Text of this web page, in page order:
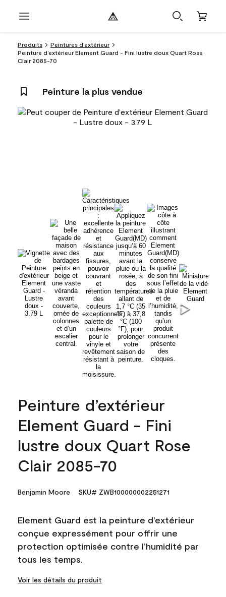
Produits
Peintures d’extérieur
Peinture d’extérieur Element Guard - Fini lustre doux Quart Rose
Clair 2085-70
Peinture la plus vendue
Peinture d’extérieur
Element Guard - Fini
lustre doux Quart Rose
Clair 2085-70
Benjamin Moore SKU# ZWB100000002251271
Element Guard est la peinture d’extérieur
conçue expressément pour offrir une
protection optimisée contre l’humidité par
tous les temps.
Voir les détails du produit